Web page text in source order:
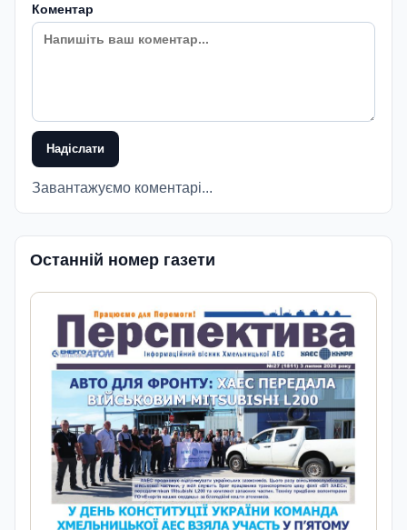
Коментар
Надіслати
Завантажуємо коментарі...
Останній номер газети